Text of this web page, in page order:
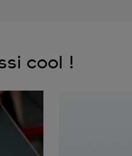
cool !